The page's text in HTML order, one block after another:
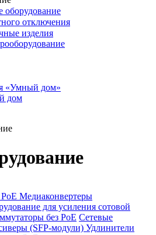
оборудование
отключения
изделия
«Умный дом»
дом
Медиаконвертеры
для усиления сотовой
без РоЕ Сетевые
(SFP-модули) Удлинители